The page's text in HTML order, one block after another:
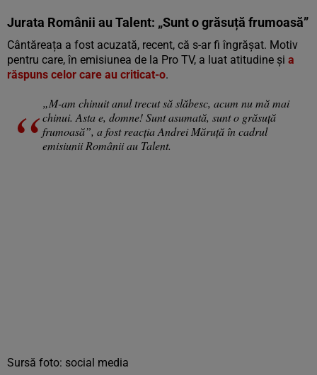
Jurata Românii au Talent: „Sunt o grăsuță frumoasă”
Cântăreața a fost acuzată, recent, că s-ar fi îngrășat. Motiv
pentru care, în emisiunea de la Pro TV, a luat atitudine și a
răspuns celor care au criticat-o.
„M-am chinuit anul trecut să slăbesc, acum nu mă mai
chinui. Asta e, domne! Sunt asumată, sunt o grăsuță
frumoasă”, a fost reacția Andrei Măruță în cadrul
emisiunii Românii au Talent.
Sursă foto: social media